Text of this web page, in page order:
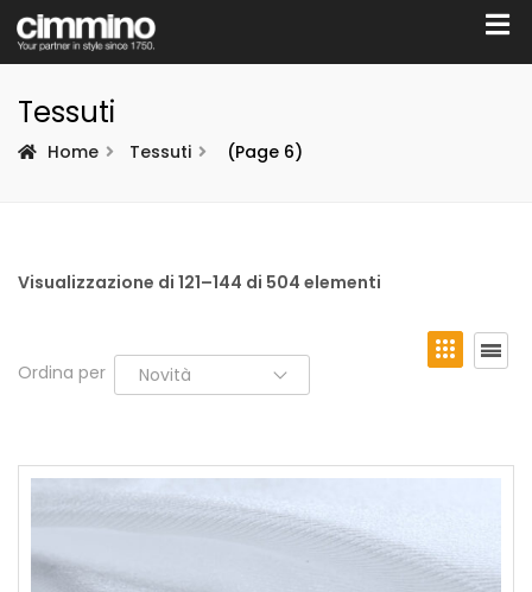
Tessuti
Home Tessuti (Page 6)
Visualizzazione di 121–144 di 504 elementi
Ordina per